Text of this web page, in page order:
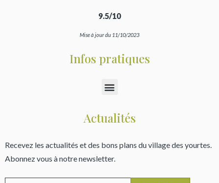
9.5/10
Mise à jour du 11/10/2023
Infos pratiques
Actualités
Recevez les actualités et des bons plans du village des yourtes.
Abonnez vous à notre newsletter.